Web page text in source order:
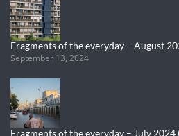
Fragments of the everyday – August
September 13, 2024
Fragments of the everyday – July 2024